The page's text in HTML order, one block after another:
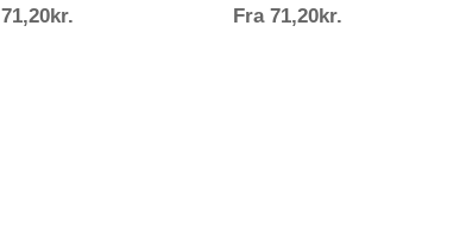
89,00kr.
71,20kr.
89,00kr.
Fra 71,20kr.Prisinterval: